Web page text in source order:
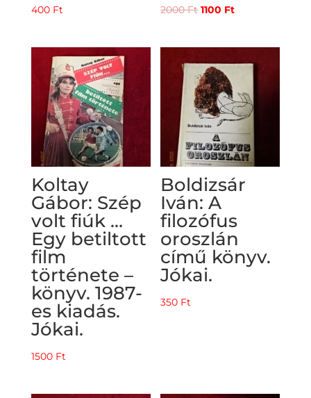
400 Ft 2000Ft Original
was:
2000 Ft.
1100 FtCurrent
is:
1100 Ft.
Koltay
Gábor: Szép
volt fiúk …
Egy betiltott
film
története –
könyv. 1987-
es kiadás.
Jókai.
1500 Ft
Boldizsár
Iván: A
filozófus
oroszlán
című könyv.
Jókai.
350 Ft